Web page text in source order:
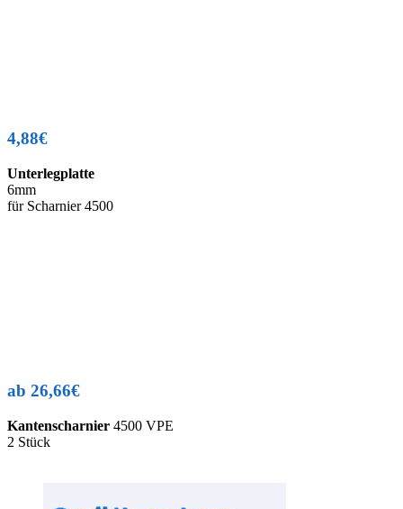
4,88€
Unterlegplatte
6mm
für Scharnier 4500
ab 26,66€
Kantenscharnier 4500 VPE
2 Stück